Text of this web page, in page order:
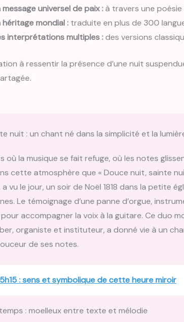
message universel de paix :à travers une
héritage mondial : traduite en plus de 300
interprétations multiples :des versions
à ressentir la présence d’une nuit
nuit : un chant né dans la simplicité et la
où la musique se fait refuge, où les notes
cette atmosphère que « Douce nuit, sainte
a vu le jour, un soir de Noël 1818 dans la petite
Le témoignage d’une panne d’orgue,
accompagner la voix à la guitare. Ce duo
organiste et instituteur, a donné vie à un
de ses notes.
: sens et symbolique de cette heure miroir
: moelleux entre texte et mélodie